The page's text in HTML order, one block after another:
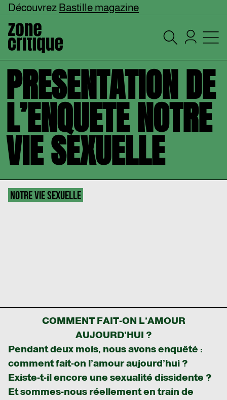
Découvrez Bastille magazine
PRESENTATION DE
L’ENQUETE NOTRE
VIE SEXUELLE
NOTRE VIE SEXUELLE
COMMENT FAIT-ON L’AMOUR
AUJOURD’HUI ?
Pendant deux mois, nous avons enquêté :
comment fait-on l’amour aujourd’hui ?
Existe-t-il encore une sexualité dissidente ?
Et sommes-nous réellement en train de